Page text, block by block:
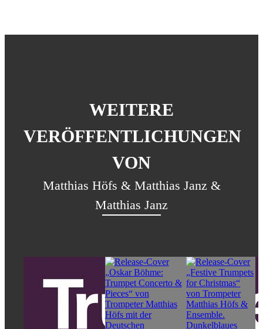
WEITERE
VERÖFFENTLICHUNGEN
VON
Matthias Höfs & Matthias Janz &
Matthias Janz